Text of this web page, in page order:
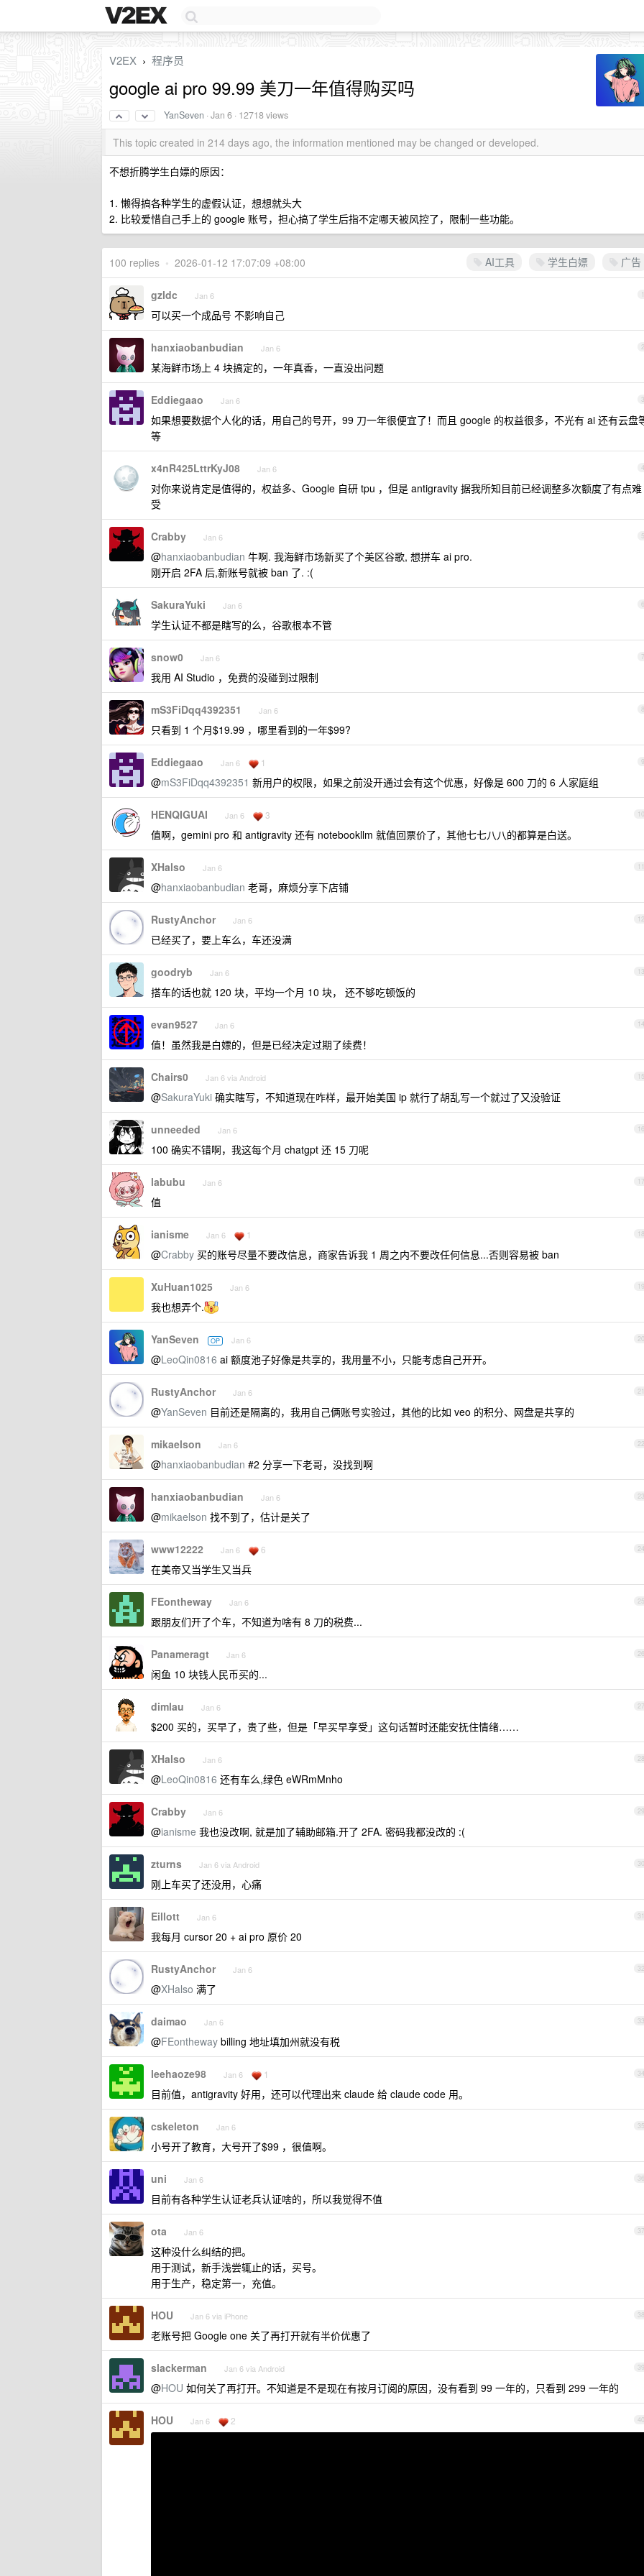
V2EX › 程序员
google ai pro 99.99 美刀一年值得购买吗
YanSeven ·Jan 6 · 12718 views
This topic created in 214 days ago, the information mentioned may be changed or developed.
不想折腾学生白嫖的原因：
1. 懒得搞各种学生的虚假认证，想想就头大
2. 比较爱惜自己手上的 google 账号，担心搞了学生后指不定哪天被风控了，限制一些功能。
AI工具 学生白嫖 广告
100 replies • 2026-01-12 17:07:09 +08:00
1
gzldc Jan 6
可以买一个成品号 不影响自己
2
hanxiaobanbudian Jan 6
某海鲜市场上 4 块搞定的，一年真香，一直没出问题
3
Eddiegaao Jan 6
如果想要数据个人化的话，用自己的号开，99 刀一年很便宜了！而且 google 的权益很多，不光有 ai 还有云盘
等
4
x4nR425LttrKyJ08 Jan 6
对你来说肯定是值得的，权益多、Google 自研 tpu ，但是 antigravity 据我所知目前已经调整多次额度了有点难
受
5
Crabby Jan 6
@hanxiaobanbudian 牛啊. 我海鲜市场新买了个美区谷歌, 想拼车 ai pro.
刚开启 2FA 后,新账号就被 ban 了. :(
6
SakuraYuki Jan 6
学生认证不都是瞎写的么，谷歌根本不管
7
snow0 Jan 6
我用 AI Studio ，免费的没碰到过限制
8
mS3FiDqq4392351 Jan 6
只看到 1 个月$19.99 ，哪里看到的一年$99?
9
Eddiegaao Jan 6 1
@mS3FiDqq4392351 新用户的权限，如果之前没开通过会有这个优惠，好像是 600 刀的 6 人家庭组
10
HENQIGUAI Jan 6 3
值啊，gemini pro 和 antigravity 还有 notebookllm 就值回票价了，其他七七八八的都算是白送。
11
XHalso Jan 6
@hanxiaobanbudian 老哥，麻烦分享下店铺
12
RustyAnchor Jan 6
已经买了，要上车么，车还没满
13
goodryb Jan 6
搭车的话也就 120 块，平均一个月 10 块， 还不够吃顿饭的
14
evan9527 Jan 6
值！虽然我是白嫖的，但是已经决定过期了续费！
15
Chairs0 Jan 6 via Android
@SakuraYuki 确实瞎写，不知道现在咋样，最开始美国 ip 就行了胡乱写一个就过了又没验证
16
unneeded Jan 6
100 确实不错啊，我这每个月 chatgpt 还 15 刀呢
17
labubu Jan 6
值
18
ianisme Jan 6 1
@Crabby 买的账号尽量不要改信息，商家告诉我 1 周之内不要改任何信息...否则容易被 ban
19
XuHuan1025 Jan 6
我也想弄个.
20
YanSeven OP Jan 6
@LeoQin0816 ai 额度池子好像是共享的，我用量不小，只能考虑自己开开。
21
RustyAnchor Jan 6
@YanSeven 目前还是隔离的，我用自己俩账号实验过，其他的比如 veo 的积分、网盘是共享的
22
mikaelson Jan 6
@hanxiaobanbudian #2 分享一下老哥，没找到啊
23
hanxiaobanbudian Jan 6
@mikaelson 找不到了，估计是关了
24
www12222 Jan 6 6
在美帝又当学生又当兵
25
FEontheway Jan 6
跟朋友们开了个车，不知道为啥有 8 刀的税费...
26
Panameragt Jan 6
闲鱼 10 块钱人民币买的...
27
dimlau Jan 6
$200 买的，买早了，贵了些，但是「早买早享受」这句话暂时还能安抚住情绪……
28
XHalso Jan 6
@LeoQin0816 还有车么,绿色 eWRmMnho
29
Crabby Jan 6
@ianisme 我也没改啊, 就是加了辅助邮箱.开了 2FA. 密码我都没改的 :(
30
zturns Jan 6 via Android
刚上车买了还没用，心痛
31
Eillott Jan 6
我每月 cursor 20 + ai pro 原价 20
32
RustyAnchor Jan 6
@XHalso 满了
33
daimao Jan 6
@FEontheway billing 地址填加州就没有税
34
leehaoze98 Jan 6 1
目前值，antigravity 好用，还可以代理出来 claude 给 claude code 用。
35
cskeleton Jan 6
小号开了教育，大号开了$99 ，很值啊。
36
uni Jan 6
目前有各种学生认证老兵认证啥的，所以我觉得不值
37
ota Jan 6
这种没什么纠结的把。
用于测试，新手浅尝辄止的话，买号。
用于生产，稳定第一，充值。
38
HOU Jan 6 via iPhone
老账号把 Google one 关了再打开就有半价优惠了
39
slackerman Jan 6 via Android
@HOU 如何关了再打开。不知道是不是现在有按月订阅的原因，没有看到 99 一年的，只看到 299 一年的
40
HOU Jan 6 2